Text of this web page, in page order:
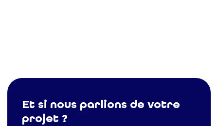
Et si nous parlions de votre
projet ?